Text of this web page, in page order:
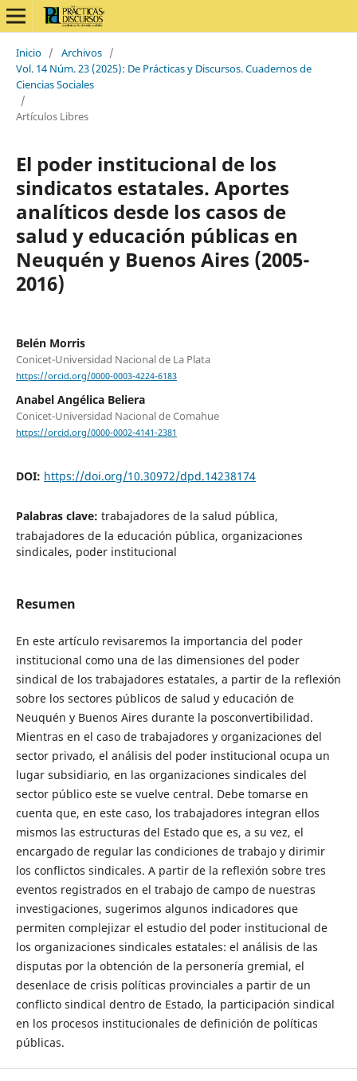
Inicio / Archivos /
Vol. 14 Núm. 23 (2025): De Prácticas y Discursos. Cuadernos de
Ciencias Sociales
/
Artículos Libres
El poder institucional de los
sindicatos estatales. Aportes
analíticos desde los casos de
salud y educación públicas en
Neuquén y Buenos Aires (2005-
2016)
Belén Morris
Conicet-Universidad Nacional de La Plata
https://orcid.org/0000-0003-4224-6183
Anabel Angélica Beliera
Conicet-Universidad Nacional de Comahue
https://orcid.org/0000-0002-4141-2381
DOI: https://doi.org/10.30972/dpd.14238174
Palabras clave: trabajadores de la salud pública,
trabajadores de la educación pública, organizaciones
sindicales, poder institucional
Resumen
En este artículo revisaremos la importancia del poder
institucional como una de las dimensiones del poder
sindical de los trabajadores estatales, a partir de la reflexión
sobre los sectores públicos de salud y educación de
Neuquén y Buenos Aires durante la posconvertibilidad.
Mientras en el caso de trabajadores y organizaciones del
sector privado, el análisis del poder institucional ocupa un
lugar subsidiario, en las organizaciones sindicales del
sector público este se vuelve central. Debe tomarse en
cuenta que, en este caso, los trabajadores integran ellos
mismos las estructuras del Estado que es, a su vez, el
encargado de regular las condiciones de trabajo y dirimir
los conflictos sindicales. A partir de la reflexión sobre tres
eventos registrados en el trabajo de campo de nuestras
investigaciones, sugerimos algunos indicadores que
permiten complejizar el estudio del poder institucional de
los organizaciones sindicales estatales: el análisis de las
disputas por la obtención de la personería gremial, el
desenlace de crisis políticas provinciales a partir de un
conflicto sindical dentro de Estado, la participación sindical
en los procesos institucionales de definición de políticas
públicas.